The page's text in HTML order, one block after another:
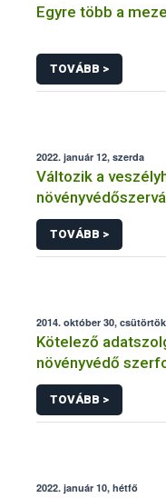
Egyre több a
TOVÁBB >
2022. január 12, szerda
Változik a
kapcsolatos
TOVÁBB >
2014. október 30, csütörtök
Kötelező
növényvédő
TOVÁBB >
2022. január 10, hétfő